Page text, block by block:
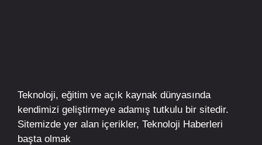
Teknoloji, eğitim ve açık kaynak dünyasında
kendimizi geliştirmeye adamış tutkulu bir sitedir.
Sitemizde yer alan içerikler, Teknoloji Haberleri
başta olmak